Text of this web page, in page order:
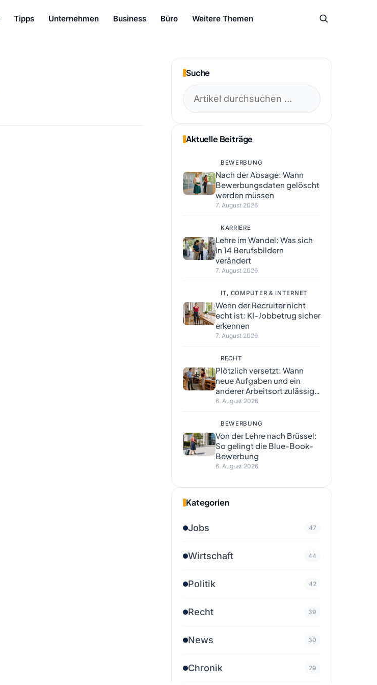
Tipps Unternehmen Business Büro Weitere Themen
Suche
Aktuelle Beiträge
BEWERBUNG
Nach der Absage: Wann
Bewerbungsdaten gelöscht
werden müssen
7. August 2026
KARRIERE
Lehre im Wandel: Was sich
in 14 Berufsbildern
verändert
7. August 2026
IT, COMPUTER & INTERNET
Wenn der Recruiter nicht
echt ist: KI-Jobbetrug sicher
erkennen
7. August 2026
RECHT
Plötzlich versetzt: Wann
neue Aufgaben und ein
anderer Arbeitsort zulässig
sind
6. August 2026
BEWERBUNG
Von der Lehre nach Brüssel:
So gelingt die Blue-Book-
Bewerbung
6. August 2026
Kategorien
Jobs 47
Wirtschaft 44
Politik 42
Recht 39
News 30
Chronik 29